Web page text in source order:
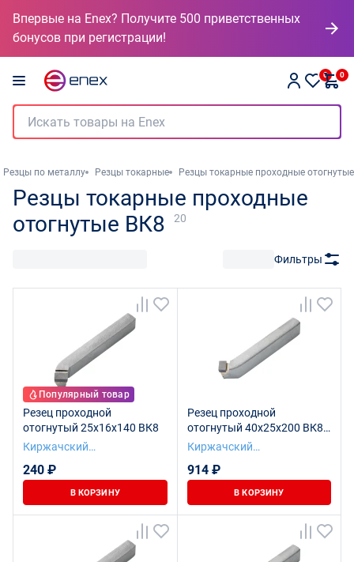
Впервые на Enex? Получите 500 приветственных
бонусов при регистрации!
0 0
Резцы по металлу Резцы токарные Резцы токарные проходные отогнутые
Резцы токарные проходные
отогнутые ВК8
20
Фильтры
Популярный товар
Резец проходной
отогнутый 25х16х140 ВК8
Киржачский
240 ₽
В КОРЗИНУ
Резец проходной
отогнутый 40х25х200 ВК8
левый
Киржачский
914 ₽
В КОРЗИНУ